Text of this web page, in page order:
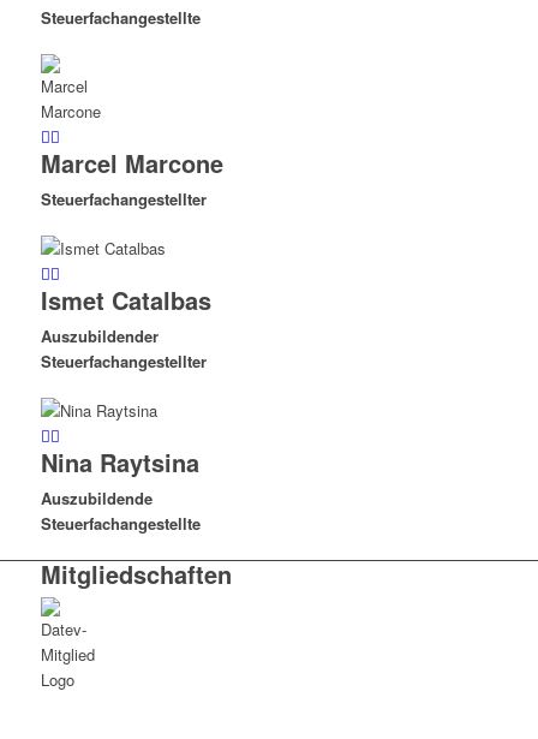
Steuerfachangestellte
Marcel Marcone
Steuerfachangestellter
Ismet Catalbas
Auszubildender
Steuerfachangestellter
Nina Raytsina
Auszubildende
Steuerfachangestellte
Mitgliedschaften